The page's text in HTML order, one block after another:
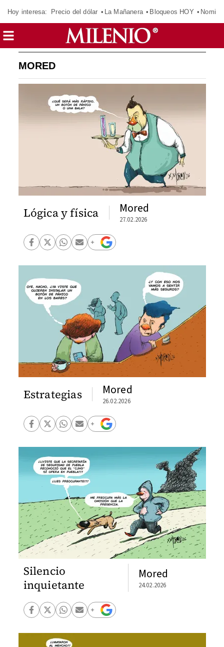
Hoy interesa: Precio del dólar La Mañanera Bloqueos HOY
MORED
Lógica y física Mored
27.02.2026
Estrategias Mored
26.02.2026
Silencio
inquietante
Mored
24.02.2026